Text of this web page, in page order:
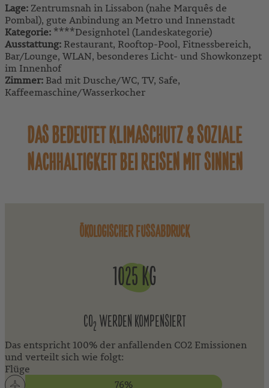
Lage: Zentrumsnah in Lissabon (nahe Marquês de
Pombal), gute Anbindung an Metro und Innenstadt
Kategorie: ****Designhotel (Landeskategorie)
Ausstattung: Restaurant, Rooftop-Pool, Fitnessbereich,
Bar/Lounge, WLAN, besonderes Licht- und Showkonzept
im Innenhof
Zimmer: Bad mit Dusche/WC, TV, Safe,
Kaffeemaschine/Wasserkocher
DAS BEDEUTET KLIMASCHUTZ & SOZIALE
NACHHALTIGKEIT BEIREISEN MIT SINNEN
ÖKOLOGISCHER FUSSABDRUCK
1025 KG
CO2 WERDEN KOMPENSIERT
Das entspricht 100% der anfallenden CO2 Emissionen
und verteilt sich wie folgt:
Flüge
76%